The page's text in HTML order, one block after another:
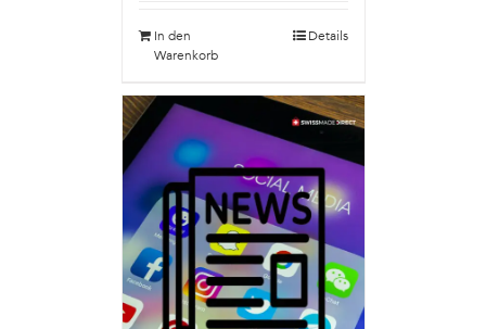
In den
Warenkorb
Details